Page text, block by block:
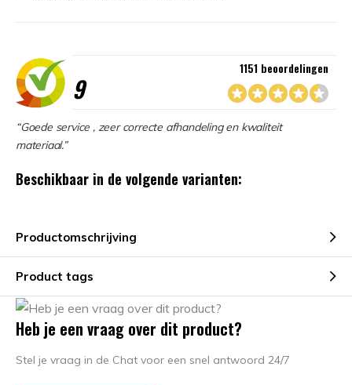
9
1151 beoordelingen
“Goede service , zeer correcte afhandeling en kwaliteit
materiaal.”
Beschikbaar in de volgende varianten:
Productomschrijving
Product tags
Heb je een vraag over dit product?
Stel je vraag in de Chat voor een snel antwoord 24/7